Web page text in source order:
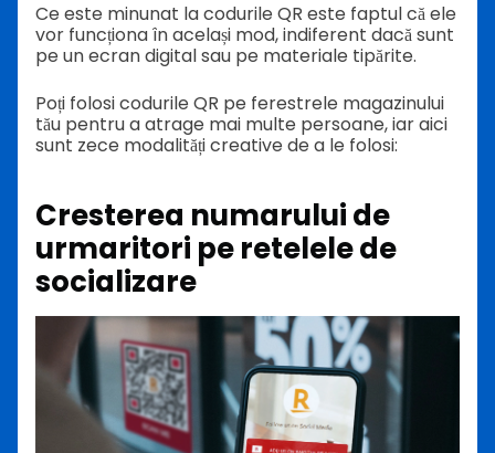
Ce este minunat la codurile QR este faptul că ele
vor funcționa în același mod, indiferent dacă sunt
pe un ecran digital sau pe materiale tipărite.
Poți folosi codurile QR pe ferestrele magazinului
tău pentru a atrage mai multe persoane, iar aici
sunt zece modalități creative de a le folosi:
Cresterea numarului de
urmaritori pe retelele de
socializare